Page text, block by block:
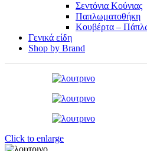
Σεντόνια Κούνιας
Παπλωματοθήκη
Κουβέρτα –
Γενικά είδη
Shop by Brand
Click to enlarge